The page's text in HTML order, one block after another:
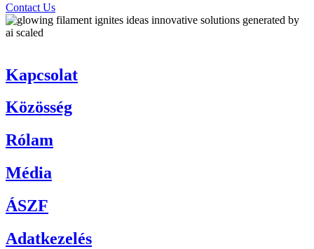
Contact Us
Kapcsolat
Közösség
Rólam
Média
ÁSZF
Adatkezelés